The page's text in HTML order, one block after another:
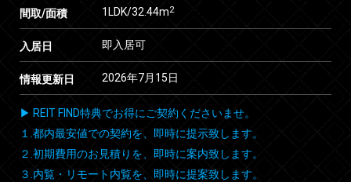
間取/面積 1LDK/32.44m2
入居日 即入居可
情報更新日 2026年7月15日
▶ REIT FIND特典でお得にご契約くださいませ。
１.都内最安値での契約を、即時に提示致します。
２.初期費用のお見積りを、即時に案内致します。
３.内覧・リモート内覧を、即時に提案致します。